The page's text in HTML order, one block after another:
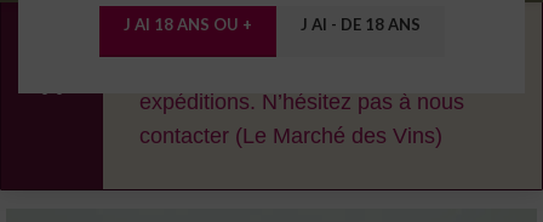
J AI 18 ANS OU + J AI - DE 18 ANS
En cas de fortes chaleurs, nous nous
expéditions. N’hésitez pas à nous
contacter (Le Marché des Vins)